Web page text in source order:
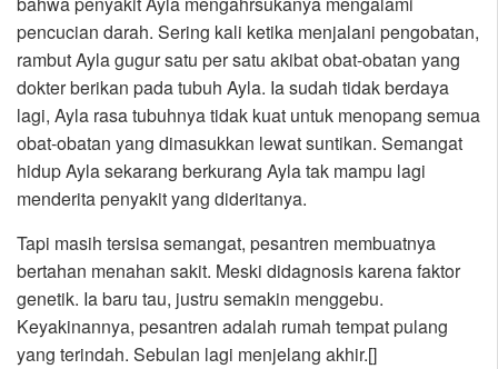
pencucian darah. Sering kali ketika menjalani pengobatan,
rambut Ayla gugur satu per satu akibat obat-obatan yang
dokter berikan pada tubuh Ayla. Ia sudah tidak berdaya
lagi, Ayla rasa tubuhnya tidak kuat untuk menopang semua
obat-obatan yang dimasukkan lewat suntikan. Semangat
hidup Ayla sekarang berkurang Ayla tak mampu lagi
menderita penyakit yang dideritanya.
Tapi masih tersisa semangat, pesantren membuatnya
bertahan menahan sakit. Meski didagnosis karena faktor
genetik. Ia baru tau, justru semakin menggebu.
Keyakinannya, pesantren adalah rumah tempat pulang
yang terindah. Sebulan lagi menjelang akhir.[]